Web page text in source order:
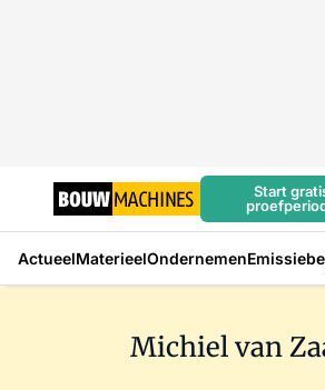
Start
ActueelMaterieelOndernemen
Michiel van